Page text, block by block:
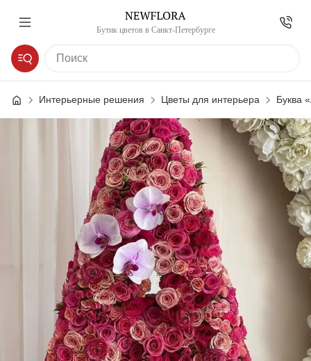
Бутик цветов в Санкт-Петербурге
Интерьерные решения Цветы для интерьера Буква